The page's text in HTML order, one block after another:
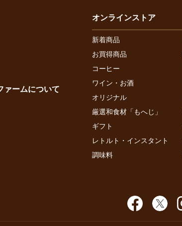
ァームについて
オンラインストア
新着商品
お買得商品
コーヒー
ワイン・お酒
オリジナル
厳選和食材「もへじ」
ギフト
レトルト・インスタント
調味料